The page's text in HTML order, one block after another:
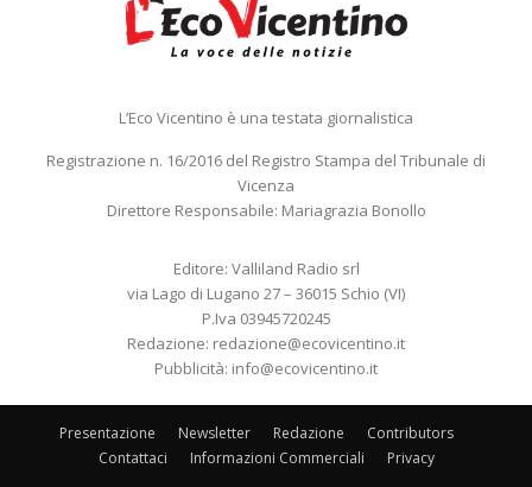
L’Eco Vicentino è una testata giornalistica
Registrazione n. 16/2016 del Registro Stampa del Tribunale di
Vicenza
Direttore Responsabile: Mariagrazia Bonollo
Editore: Valliland Radio srl
via Lago di Lugano 27 – 36015 Schio (VI)
P.Iva 03945720245
Redazione: redazione@ecovicentino.it
Pubblicità: info@ecovicentino.it
Presentazione Newsletter Redazione
Contributors
Contattaci
Informazioni Commerciali Privacy